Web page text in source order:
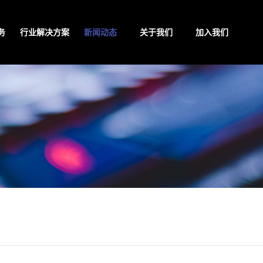
行业解决方案 新闻动态 关于我们 加入我们